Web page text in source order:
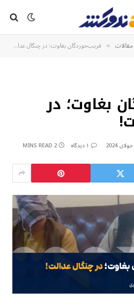
مقالات » فریب‌خوردگان بغاوت؛ در چنگال عدالت!
بغاوت؛ در
۱ دیدگاه 2 MINS READ